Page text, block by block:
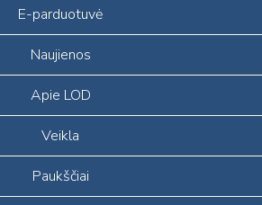
E-parduotuvė
Naujienos
Apie LOD
Veikla
Paukščiai